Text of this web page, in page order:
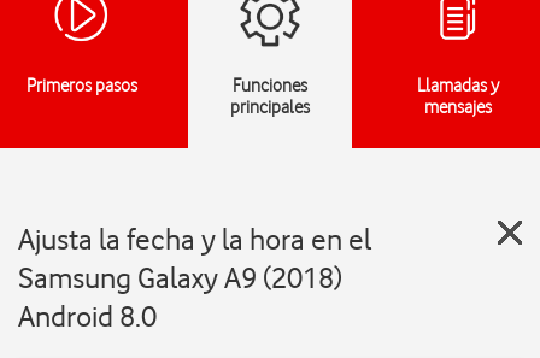
Primeros pasos
Funciones
principales
Llamadas y
mensajes
Ajusta la fecha y la hora en el
Samsung Galaxy A9 (2018)
Android 8.0